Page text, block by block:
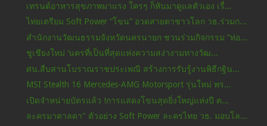
เทรนด์อาหารสุขภาพมาแรง ใครๆ ก็หันมาดูแลตัวเอง เรื่...
ไทยเตรียม Soft Power “โขน” อวดสายตาชาวโลก วธ.ร่วมก...
สำนักงานวัฒนธรรมจังหวัดนครนายก ชวนร่วมกิจกรรม “ท่อ...
ชูเชียงใหม่ ‘นครที่เป็นที่สุดแห่งความสง่างามทางวัฒ...
ศน.สืบสานโบราณราชประเพณี สร้างการรับรู้งานพิธีกฐิน...
MSI Stealth 16 Mercedes-AMG Motorsport รุ่นใหม่ พร...
เปิดจำหน่ายบัตรแล้ว !การแสดงโขนสุดยิ่งใหญ่แห่งปี ต...
ละครมาตาลดา" ตัวอย่าง Soft Power ละครไทย วธ. มอบโล...